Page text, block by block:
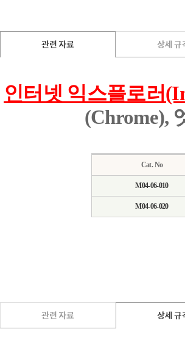
인터넷 익스플로러
(Chrome),
M04-06-010
M04-06-020
Cat. No